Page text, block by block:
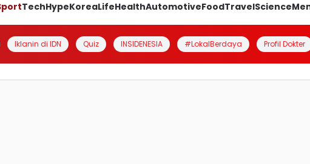
TechHypeKoreaLifeHealthAutomotiveFoodTravelScience
Iklanin di IDN Quiz INSIDENESIA #LokalBerdaya Profil Dokter